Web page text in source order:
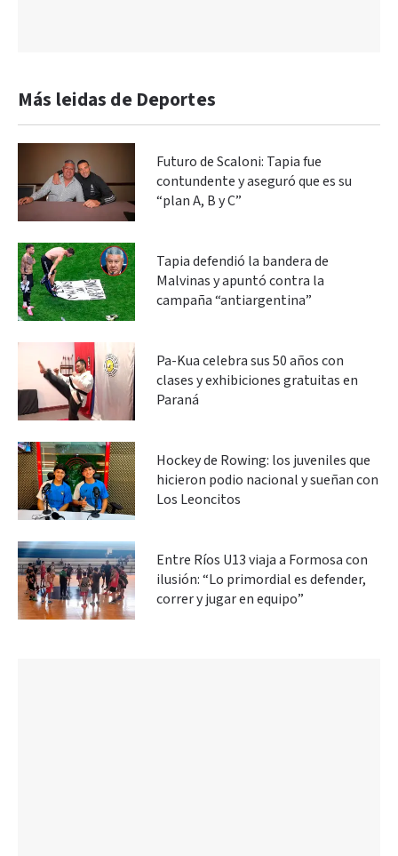
Más leidas de Deportes
Futuro de Scaloni: Tapia fue
contundente y aseguró que es su
“plan A, B y C”
Tapia defendió la bandera de
Malvinas y apuntó contra la
campaña “antiargentina”
Pa-Kua celebra sus 50 años con
clases y exhibiciones gratuitas en
Paraná
Hockey de Rowing: los juveniles que
hicieron podio nacional y sueñan con
Los Leoncitos
Entre Ríos U13 viaja a Formosa con
ilusión: “Lo primordial es defender,
correr y jugar en equipo”